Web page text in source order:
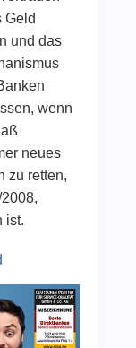
Geld
und das
wenn
neues
zu retten,
ist.